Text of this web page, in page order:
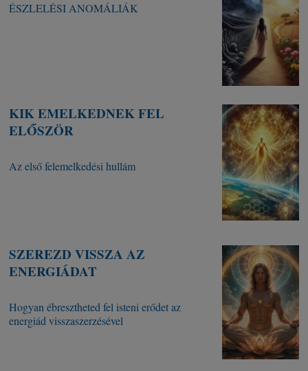
ÉSZLELÉSI ANOMÁLIÁK
KIK EMELKEDNEK FEL
ELŐSZÖR
Az első felemelkedési hullám
SZEREZD VISSZA AZ
ENERGIÁDAT
Hogyan ébresztheted fel isteni erődet az
energiád visszaszerzésével